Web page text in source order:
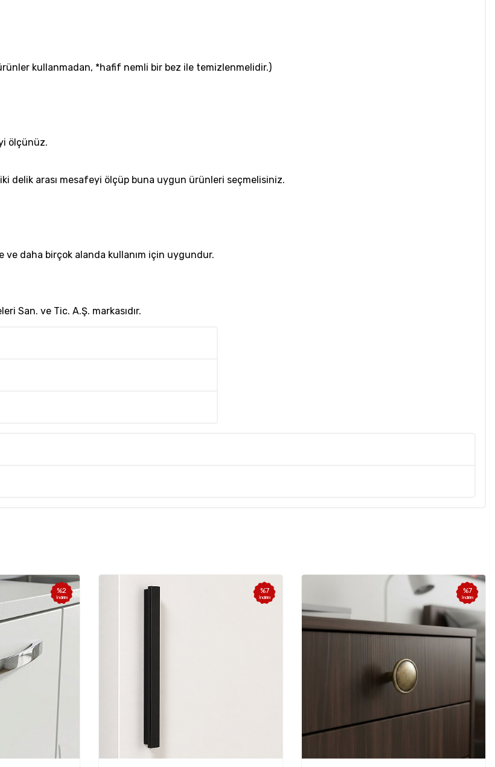
kullanmadan, *hafif nemli bir bez ile temizlenmelidir.)
ölçünüz.
iki delik arası mesafeyi ölçüp buna uygun ürünleri seçmelisiniz.
daha birçok alanda kullanım için uygundur.
San. ve Tic. A.Ş. markasıdır.
%7
İndirim
%7
İndirim
%7
İndirim